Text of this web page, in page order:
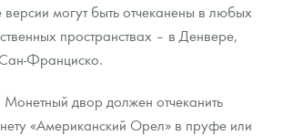
могут быть отчеканены в любых
пространствах – в Денвере,
Франциско.
Монетный двор должен отчеканить
«Американский Орел» в пруфе или